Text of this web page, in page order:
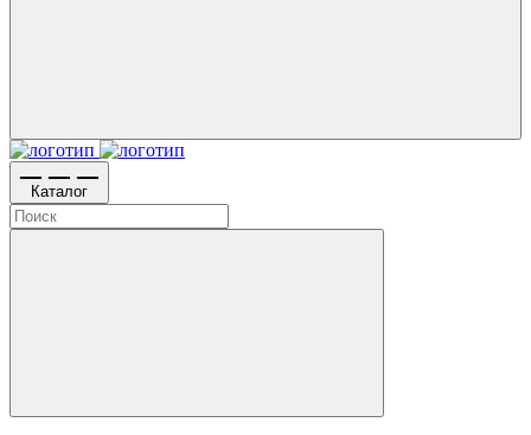
Каталог